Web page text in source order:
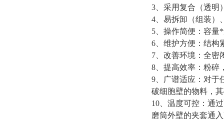
3 、采用复合（透
4 、易拆卸 （组装）
5 、操作简便：容
6 、维护方便：结
7 、改善环境：全
8 、提高效率： 粉碎
9 、广谱适应：对
破细胞壁的物料，
10 、温度可控：通
磨筒外壁的夹套通